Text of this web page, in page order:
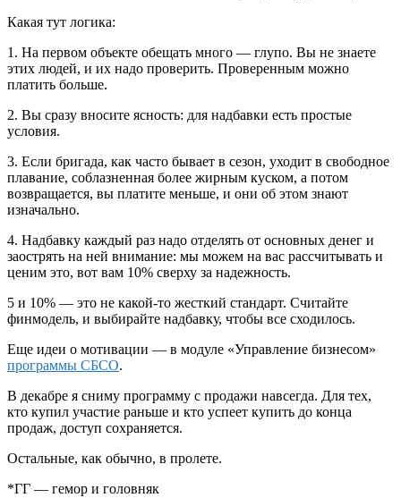
Какая тут логика:
1. На первом объекте обещать много — глупо. Вы не знаете
этих людей, и их надо проверить. Проверенным можно
платить больше.
2. Вы сразу вносите ясность: для надбавки есть простые
условия.
3. Если бригада, как часто бывает в сезон, уходит в свободное
плавание, соблазненная более жирным куском, а потом
возвращается, вы платите меньше, и они об этом знают
изначально.
4. Надбавку каждый раз надо отделять от основных денег и
заострять на ней внимание: мы можем на вас рассчитывать и
ценим это, вот вам 10% сверху за надежность.
5 и 10% — это не какой-то жесткий стандарт. Считайте
финмодель, и выбирайте надбавку, чтобы все сходилось.
Еще идеи о мотивации — в модуле «Управление бизнесом»
программы СБСО.
В декабре я сниму программу с продажи навсегда. Для тех,
кто купил участие раньше и кто успеет купить до конца
продаж, доступ сохраняется.
Остальные, как обычно, в пролете.
*ГГ — гемор и головняк